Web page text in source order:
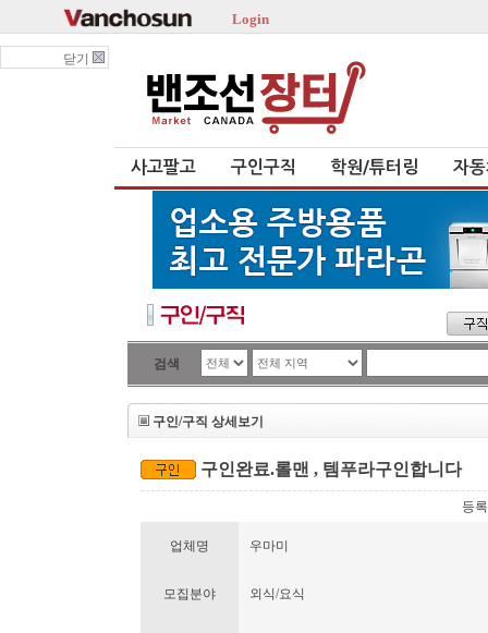
Login
닫기
사고팔고 구인구직 학원/튜터링 자
검색
구인/구직 상세보기
구인완료.롤맨 , 템푸라구인합니다
등
업체명 우마미
모집분야 외식/요식